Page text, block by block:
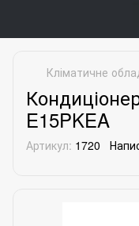
Кліматичне
E15PKEA
Артикул: 1720